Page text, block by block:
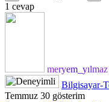
1 cevap
meryem_yılmaz
Bilgisayar-
Temmuz 30 gösterim